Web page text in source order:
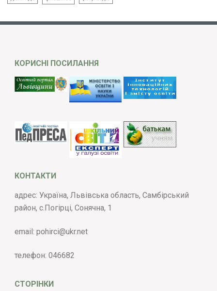
КОРИСНІ ПОСИЛАННЯ
КОНТАКТИ
адрес: Україна, Львівська область, Самбірський
район, с.Погірці, Сонячна, 1
email: pohirci@ukr.net
телефон: 046682
СТОРІНКИ